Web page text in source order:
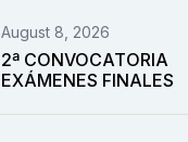
August 8, 2026
2ª CONVOCATORIA
EXÁMENES FINALES